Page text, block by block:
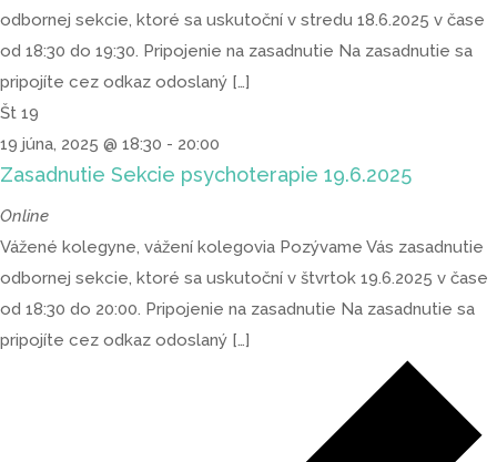
odbornej sekcie, ktoré sa uskutoční v stredu 18.6.2025 v čase
od 18:30 do 19:30. Pripojenie na zasadnutie Na zasadnutie sa
pripojíte cez odkaz odoslaný […]
Št 19
19 júna, 2025 @ 18:30 - 20:00
Zasadnutie Sekcie psychoterapie 19.6.2025
Online
Vážené kolegyne, vážení kolegovia Pozývame Vás zasadnutie
odbornej sekcie, ktoré sa uskutoční v štvrtok 19.6.2025 v čase
od 18:30 do 20:00. Pripojenie na zasadnutie Na zasadnutie sa
pripojíte cez odkaz odoslaný […]